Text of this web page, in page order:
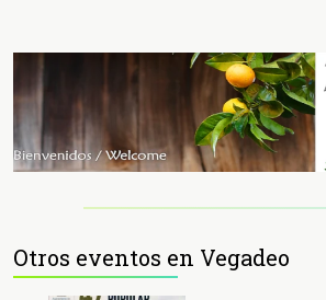
Otros eventos en Vegadeo